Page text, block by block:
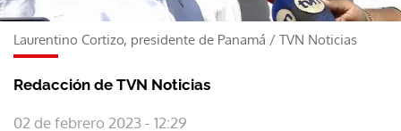
Laurentino Cortizo, presidente de Panamá / TVN Noticias
Redacción de TVN Noticias
02 de febrero 2023 - 12:29